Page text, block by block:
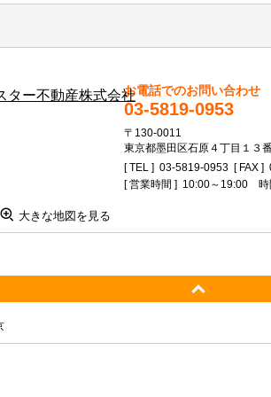
大きな地図を見る
お電話でのお問い合わせ
03-5819-0953
〒130-0011
東京都墨田区石原４丁目１３
[ TEL ] 03-5819-0953 [ FAX ]
[ 営業時間 ] 10:00～19:00 時